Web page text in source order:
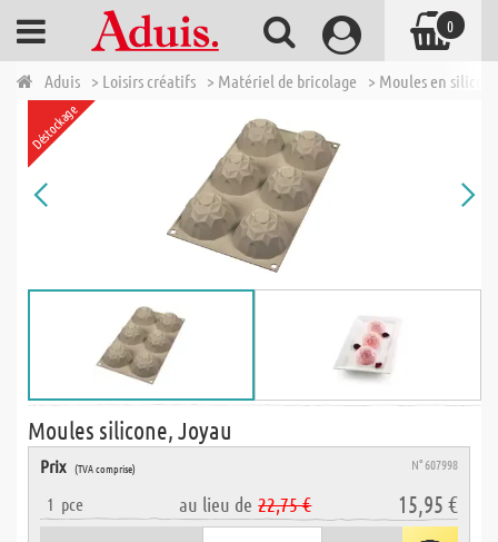
Aduis > Loisirs créatifs > Matériel de bricolage > Moules en
Déstockage
Moules silicone, Joyau
Prix (TVA comprise) N° 607998
1 pce au lieu de 22,75 € 15,95 €
0